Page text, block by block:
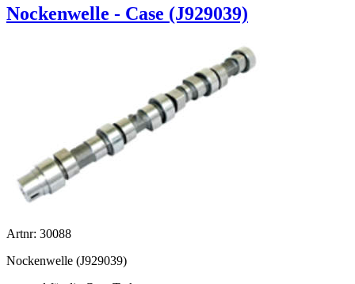
Nockenwelle - Case (J929039)
Artnr: 30088
Nockenwelle (J929039)